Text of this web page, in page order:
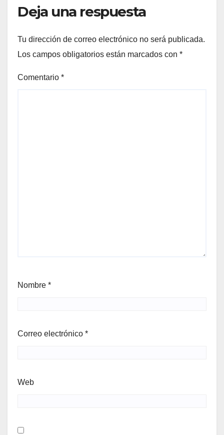
Deja una respuesta
Tu dirección de correo electrónico no será publicada.
Los campos obligatorios están marcados con *
Comentario *
Nombre *
Correo electrónico *
Web